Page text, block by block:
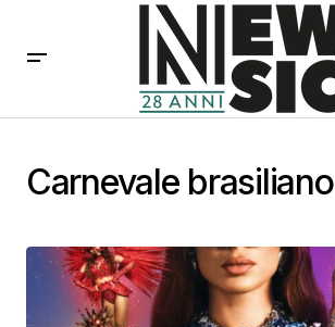
Carnevale brasiliano